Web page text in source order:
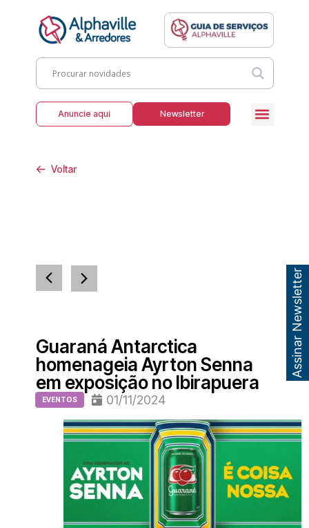
Anuncie aqui Newsletter
Voltar
Guaraná Antarctica
homenageia Ayrton Senna
em exposição no Ibirapuera
EVENTOS 01/11/2024
Assinar Newsletter